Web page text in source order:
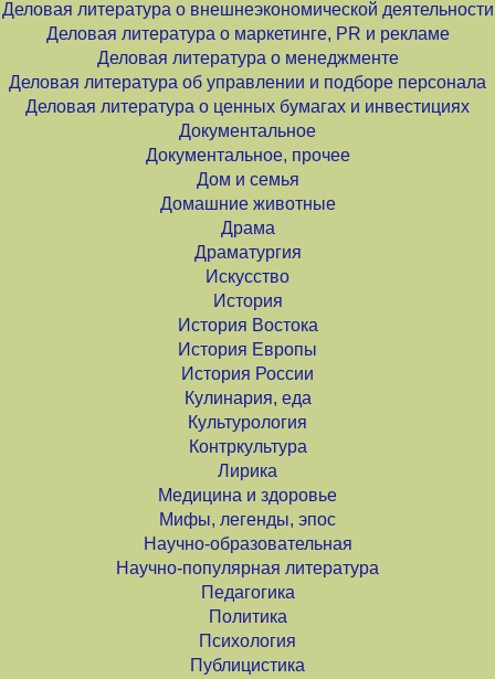
Деловая литература о внешнеэкономической деятельности
Деловая литература о маркетинге, PR и рекламе
Деловая литература о менеджменте
Деловая литература об управлении и подборе персонала
Деловая литература о ценных бумагах и инвестициях
Документальное
Документальное, прочее
Дом и семья
Домашние животные
Драма
Драматургия
Искусство
История
История Востока
История Европы
История России
Кулинария, еда
Культурология
Контркультура
Лирика
Медицина и здоровье
Мифы, легенды, эпос
Научно-образовательная
Научно-популярная литература
Педагогика
Политика
Психология
Публицистика